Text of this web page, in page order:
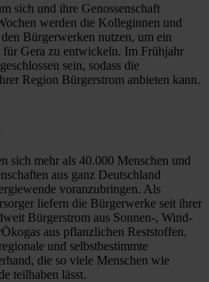
sich und ihre Genossenschaft
werden die Kolleginnen und
Bürgerwerken nutzen, um ein
für Gera zu entwickeln. Im Frühjahr
sein, sodass die
Region Bürgerstrom anbieten kann.
sich mehr als 40.000 Menschen und
aus ganz Deutschland
voranzubringen. Als
liefern die Bürgerwerke seit ihrer
Bürgerstrom aus Sonnen-, Wind-
aus pflanzlichen Reststoffen.
und selbstbestimmte
die so viele Menschen wie
teilhaben lässt.